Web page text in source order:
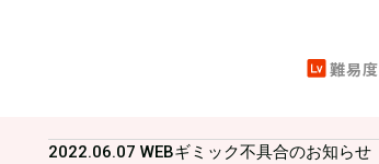
難易度
2022.06.07 WEBギミック不具合のお知らせ